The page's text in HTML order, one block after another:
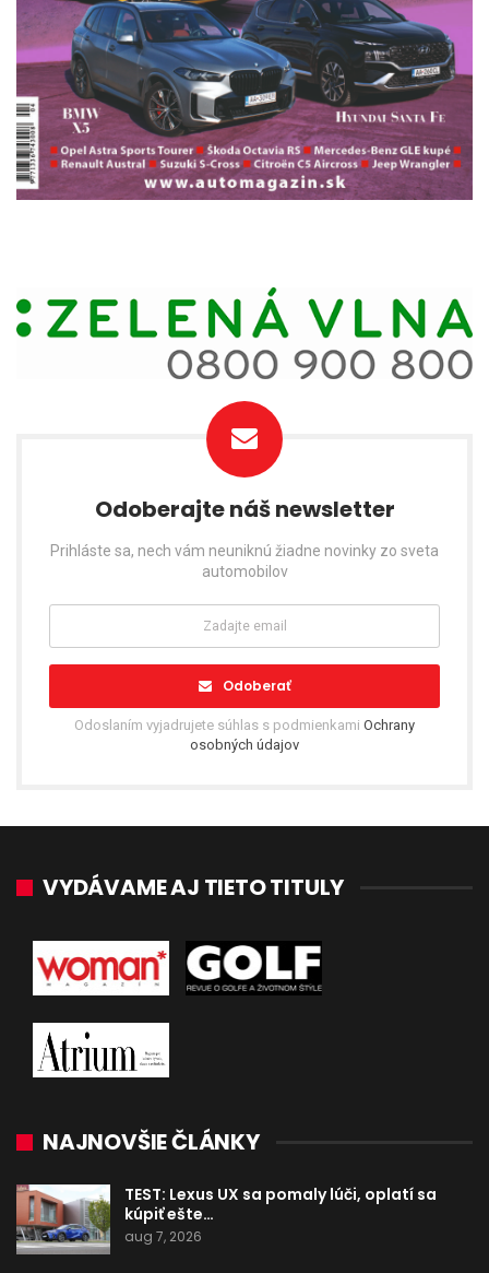
Odoberajte náš newsletter
Prihláste sa, nech vám neuniknú žiadne novinky zo sveta
automobilov
Odoberať
Odoslaním vyjadrujete súhlas s podmienkami Ochrany
osobných údajov
VYDÁVAME AJ TIETO TITULY
NAJNOVŠIE ČLÁNKY
TEST: Lexus UX sa pomaly lúči, oplatí sa
kúpiť ešte…
aug 7, 2026